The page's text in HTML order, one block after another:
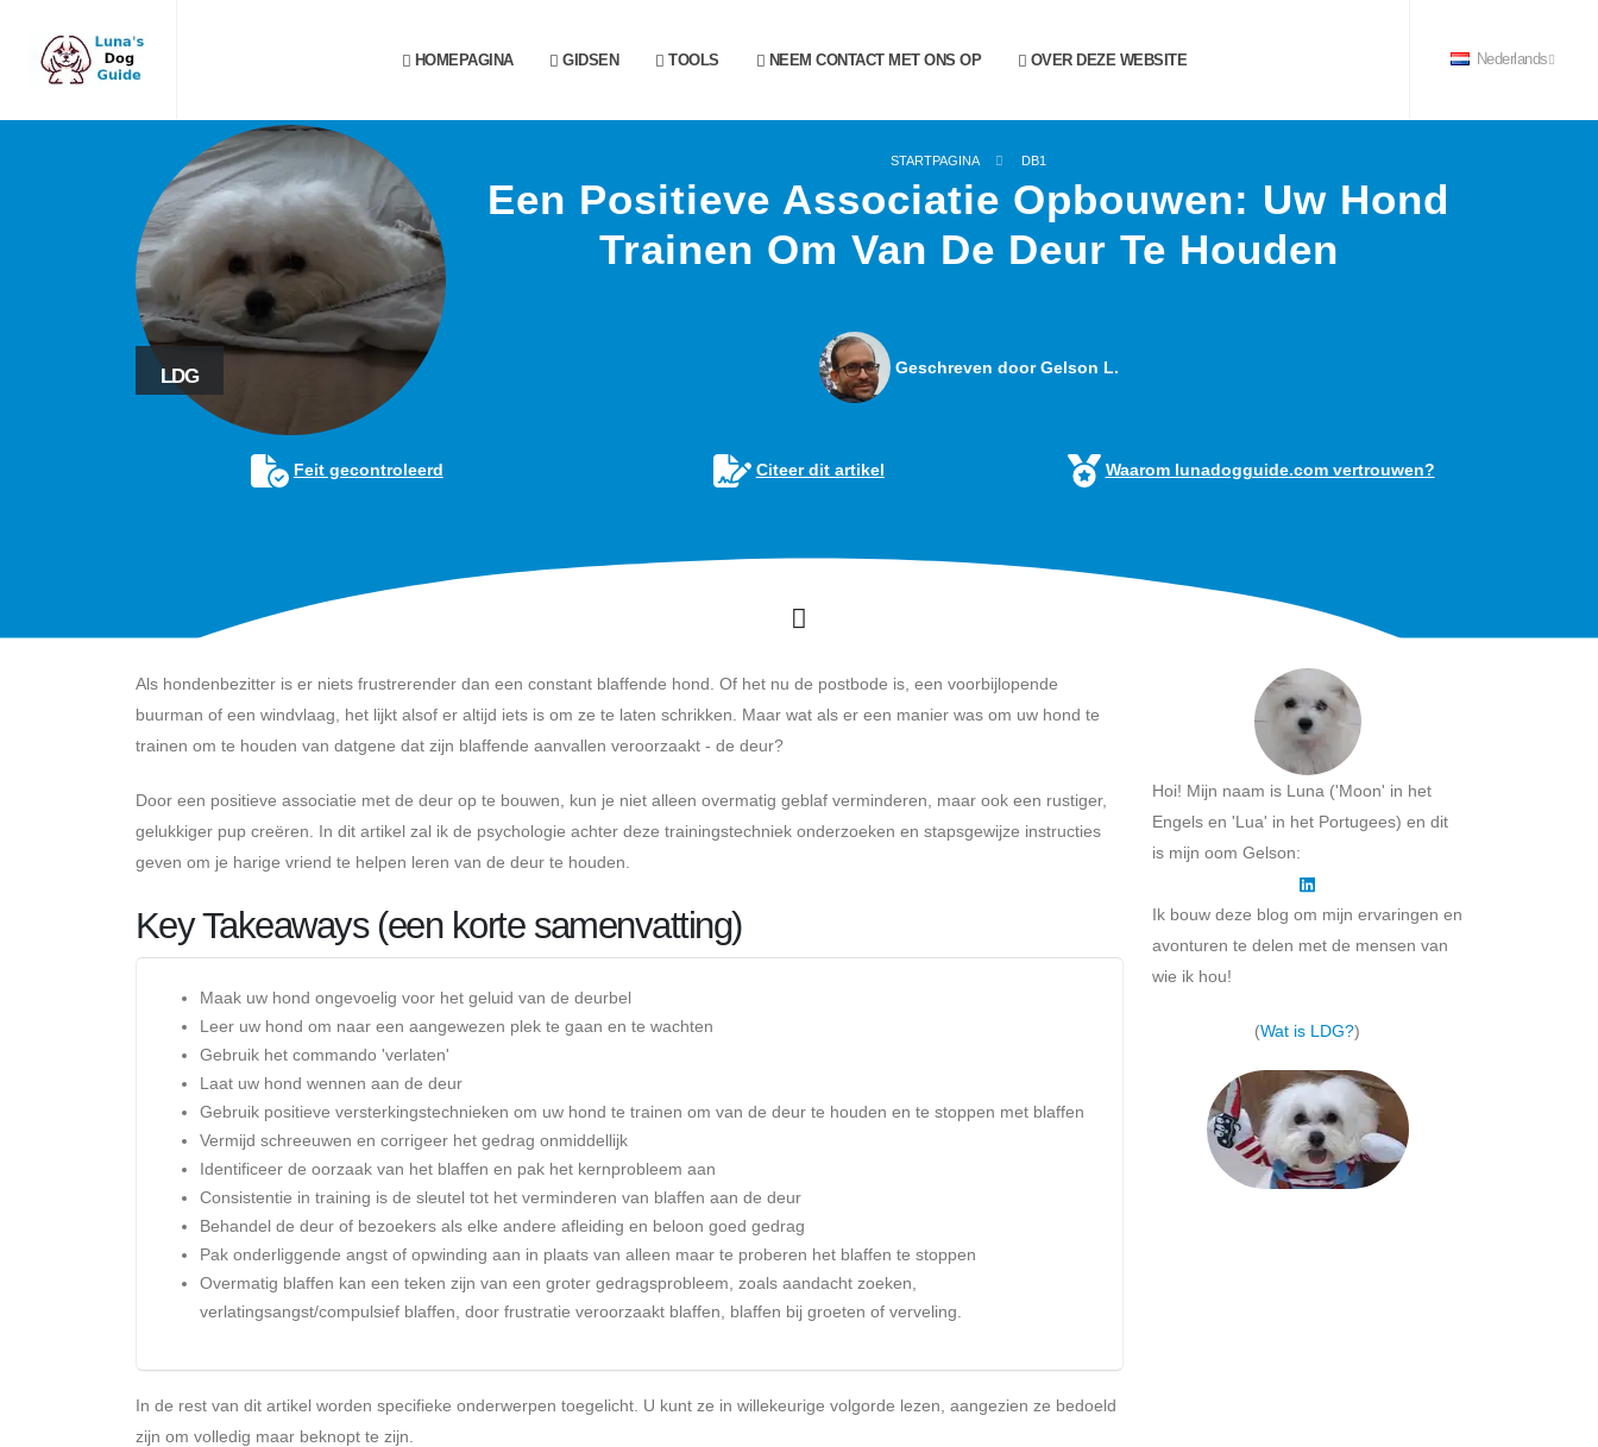
HOMEPAGINA GIDSEN TOOLS NEEM CONTACT MET ONS OP OVER DEZE WEBSITE Nederlands
LDG
STARTPAGINA DB1
Een Positieve Associatie Opbouwen: Uw Hond
Trainen Om Van De Deur Te Houden
Geschreven door Gelson L.
Feit gecontroleerd Citeer dit artikel Waarom lunadogguide.com vertrouwen?
Als hondenbezitter is er niets frustrerender dan een constant blaffende hond. Of het nu de postbode is, een voorbijlopende
buurman of een windvlaag, het lijkt alsof er altijd iets is om ze te laten schrikken. Maar wat als er een manier was om uw hond te
trainen om te houden van datgene dat zijn blaffende aanvallen veroorzaakt - de deur?
Door een positieve associatie met de deur op te bouwen, kun je niet alleen overmatig geblaf verminderen, maar ook een rustiger,
gelukkiger pup creëren. In dit artikel zal ik de psychologie achter deze trainingstechniek onderzoeken en stapsgewijze instructies
geven om je harige vriend te helpen leren van de deur te houden.
Key Takeaways (een korte samenvatting)
Maak uw hond ongevoelig voor het geluid van de deurbel
Leer uw hond om naar een aangewezen plek te gaan en te wachten
Gebruik het commando 'verlaten'
Laat uw hond wennen aan de deur
Gebruik positieve versterkingstechnieken om uw hond te trainen om van de deur te houden en te stoppen met blaffen
Vermijd schreeuwen en corrigeer het gedrag onmiddellijk
Identificeer de oorzaak van het blaffen en pak het kernprobleem aan
Consistentie in training is de sleutel tot het verminderen van blaffen aan de deur
Behandel de deur of bezoekers als elke andere afleiding en beloon goed gedrag
Pak onderliggende angst of opwinding aan in plaats van alleen maar te proberen het blaffen te stoppen
Overmatig blaffen kan een teken zijn van een groter gedragsprobleem, zoals aandacht zoeken,
verlatingsangst/compulsief blaffen, door frustratie veroorzaakt blaffen, blaffen bij groeten of verveling.
In de rest van dit artikel worden specifieke onderwerpen toegelicht. U kunt ze in willekeurige volgorde lezen, aangezien ze bedoeld
zijn om volledig maar beknopt te zijn.
Hoi! Mijn naam is Luna ('Moon' in het
Engels en 'Lua' in het Portugees) en dit
is mijn oom Gelson:
Ik bouw deze blog om mijn ervaringen en
avonturen te delen met de mensen van
wie ik hou!
(Wat is LDG?)